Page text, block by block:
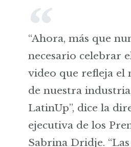
“Ahora, más que
necesario celebrar
video que refleja el
de nuestra
LatinUp”, dice la
ejecutiva de los
Sabrina Dridje. “Las